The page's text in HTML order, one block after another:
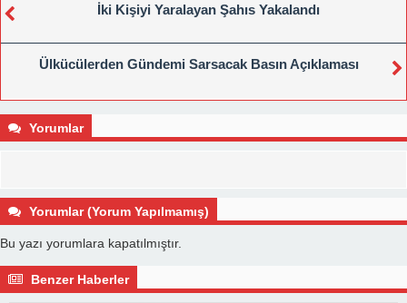
İki Kişiyi Yaralayan Şahıs Yakalandı
Ülkücülerden Gündemi Sarsacak Basın Açıklaması
Yorumlar
Yorumlar (Yorum Yapılmamış)
Bu yazı yorumlara kapatılmıştır.
Benzer Haberler